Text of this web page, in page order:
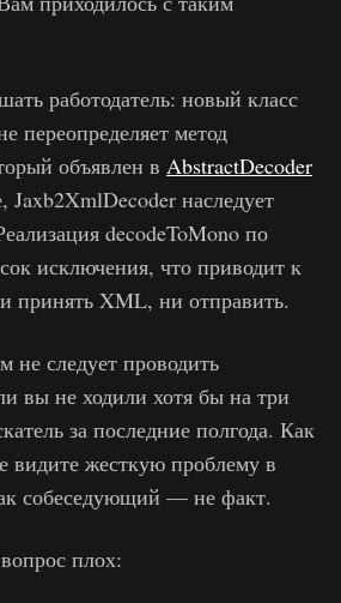
работодатель: новый класс
переопределяет метод
объявлен в AbstractDecoder
Jaxb2XmlDecoder наследует
decodeToMono по
исключения, что приводит к
принять XML, ни отправить.
не следует проводить
вы не ходили хотя бы на три
за последние полгода. Как
видите жесткую проблему в
собеседующий — не факт.
плох: